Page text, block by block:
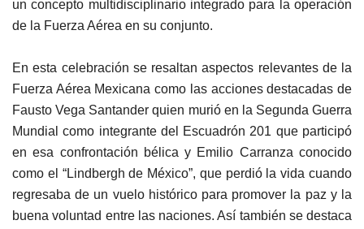
un concepto multidisciplinario integrado para la operación
de la Fuerza Aérea en su conjunto.
En esta celebración se resaltan aspectos relevantes de la
Fuerza Aérea Mexicana como las acciones destacadas de
Fausto Vega Santander quien murió en la Segunda Guerra
Mundial como integrante del Escuadrón 201 que participó
en esa confrontación bélica y Emilio Carranza conocido
como el “Lindbergh de México”, que perdió la vida cuando
regresaba de un vuelo histórico para promover la paz y la
buena voluntad entre las naciones. Así también se destaca